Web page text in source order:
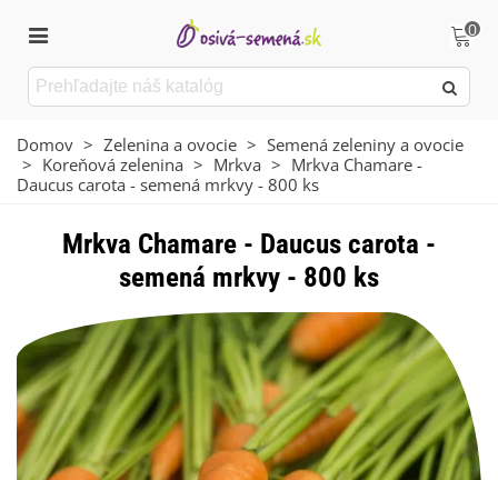
0
Domov > Zelenina a ovocie > Semená zeleniny a ovocie
> Koreňová zelenina > Mrkva > Mrkva Chamare -
Daucus carota - semená mrkvy - 800 ks
Mrkva Chamare - Daucus carota -
semená mrkvy - 800 ks